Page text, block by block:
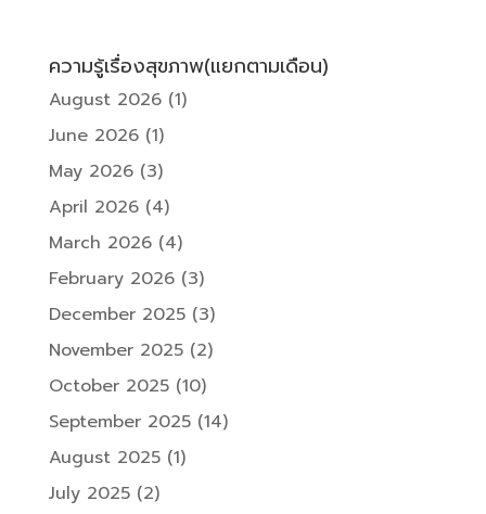
ความรู้เรื่องสุขภาพ(แยกตามเดือน)
August 2026(1)
June 2026(1)
May 2026(3)
April 2026(4)
March 2026(4)
February 2026(3)
December 2025(3)
November 2025(2)
October 2025(10)
September 2025(14)
August 2025(1)
July 2025(2)